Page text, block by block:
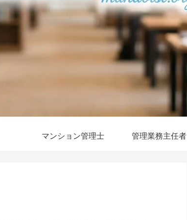
マンション管理士 管理業務主任者